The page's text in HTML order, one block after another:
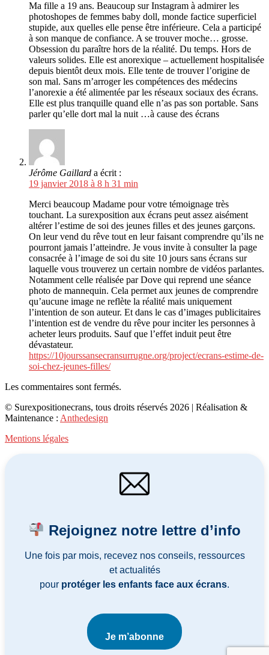
Ma fille a 19 ans. Beaucoup sur Instagram à admirer les
photoshopes de femmes baby doll, monde factice superficiel
stupide, aux quelles elle pense être inférieure. Cela a participé
à son manque de confiance. A se trouver moche… grosse.
Obsession du paraître hors de la réalité. Du temps. Hors de
valeurs solides. Elle est anorexique – actuellement hospitalisée
depuis bientôt deux mois. Elle tente de trouver l’origine de
son mal. Sans m’arroger les compétences des médecins
l’anorexie a été alimentée par les réseaux sociaux des écrans.
Elle est plus tranquille quand elle n’as pas son portable. Sans
parler qu’elle dort mal la nuit …à cause des écrans
Jérôme Gaillard a écrit :
19 janvier 2018 à 8 h 31 min
Merci beaucoup Madame pour votre témoignage très
touchant. La surexposition aux écrans peut assez aisément
altérer l’estime de soi des jeunes filles et des jeunes garçons.
On leur vend du rêve tout en leur faisant comprendre qu’ils ne
pourront jamais l’atteindre. Je vous invite à consulter la page
consacrée à l’image de soi du site 10 jours sans écrans sur
laquelle vous trouverez un certain nombre de vidéos parlantes.
Notamment celle réalisée par Dove qui reprend une séance
photo de mannequin. Cela permet aux jeunes de comprendre
qu’aucune image ne reflète la réalité mais uniquement
l’intention de son auteur. Et dans le cas d’images publicitaires
l’intention est de vendre du rêve pour inciter les personnes à
acheter leurs produits. Sauf que l’effet induit peut être
dévastateur.
https://10jourssansecransurrugne.org/project/ecrans-estime-de-
soi-chez-jeunes-filles/
Les commentaires sont fermés.
© Surexpositionecrans, tous droits réservés 2026 | Réalisation &
Maintenance : Anthedesign
Mentions légales
Rejoignez notre lettre d’info
Une fois par mois, recevez nos conseils, ressources
et actualités
pour protéger les enfants face aux écrans.
Je m’abonne